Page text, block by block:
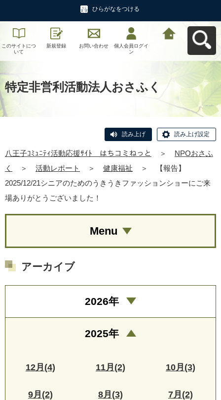
ひらがなをつける
このサイトにつ
いて
新規登録 お問い合わせ
個人会員ログイ
ン
特定非営利活動法人おさふく
読み上げ 読み上げ設定
八王子ｺﾐｭﾆﾃｨ活動応援ｻｲﾄ はちコミねっと ＞
NPOおさふ
く
＞ 活動レポート ＞ 健康福祉 ＞
【報告】
2025/12/21シニアのためのうきうきファッションショーにご来
場ありがとうございました！
Menu
アーカイブ
2026年
2025年
12月(4) 11月(2) 10月(3)
9月(2) 8月(3) 7月(2)